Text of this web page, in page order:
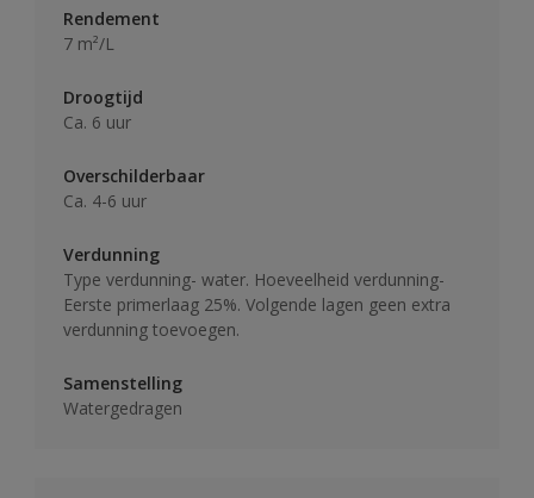
Rendement
7 m²/L
Droogtijd
Ca. 6 uur
Overschilderbaar
Ca. 4-6 uur
Verdunning
Type verdunning- water. Hoeveelheid verdunning-
Eerste primerlaag 25%. Volgende lagen geen extra
verdunning toevoegen.
Samenstelling
Watergedragen